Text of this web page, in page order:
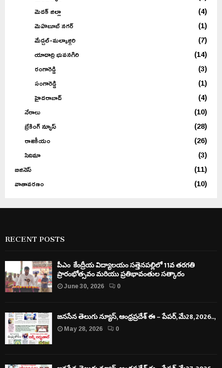
మెదక్ జిల్లా
(4)
మెహబూబ్ నగర్
(1)
మేడ్చల్-మల్కాజ్గిరి
(7)
యాదాద్రి భువనగిరి
(14)
రంగారెడ్డి
(3)
సంగారెడ్డి
(1)
హైదరాబాద్
(4)
నేరాలు
(10)
బ్రేకింగ్ న్యూస్
(28)
రాజకీయం
(26)
సినిమా
(3)
బిజినెస్
(11)
వాతావరణం
(10)
RECENT POSTS
పీఎం కేంద్రీయ విద్యాలయం సత్తెనపల్లిలో 11వ తరగతి
ప్రారంభోత్సవం మరియు ప్రతిభావంతుల సత్కారం
June 30, 2026
0
జనసేన తెలుగు న్యూస్, ఆంధ్రప్రదేశ్ ఈ – పేపర్, మే28, 2026..,
May 28, 2026
0